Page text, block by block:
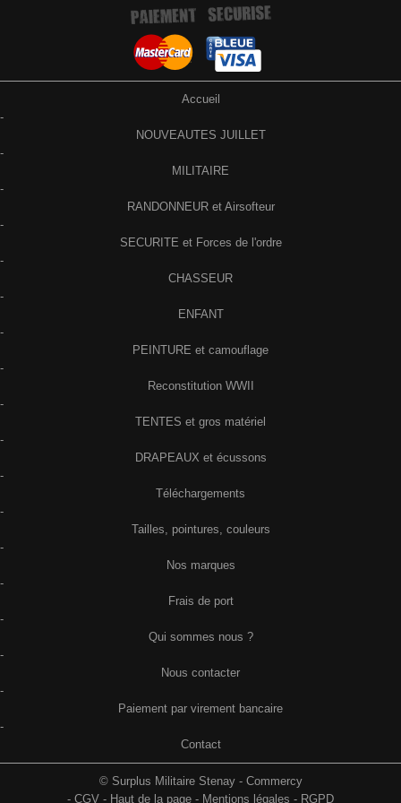
Accueil
-
NOUVEAUTES JUILLET
-
MILITAIRE
-
RANDONNEUR et Airsofteur
-
SECURITE et Forces de l'ordre
-
CHASSEUR
-
ENFANT
-
PEINTURE et camouflage
-
Reconstitution WWII
-
TENTES et gros matériel
-
DRAPEAUX et écussons
-
Téléchargements
-
Tailles, pointures, couleurs
-
Nos marques
-
Frais de port
-
Qui sommes nous ?
-
Nous contacter
-
Paiement par virement bancaire
-
Contact
© Surplus Militaire Stenay - Commercy
- CGV - Haut de la page - Mentions légales - RGPD